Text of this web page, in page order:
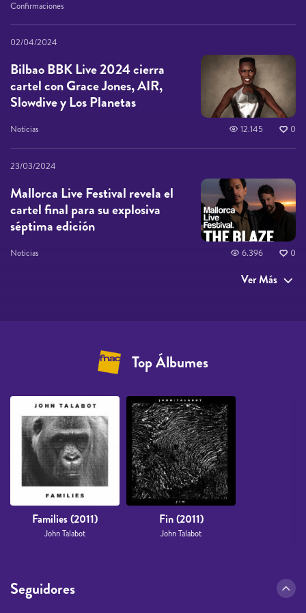
Confirmaciones
02/04/2024
Bilbao BBK Live 2024 cierra
cartel con Grace Jones, AIR,
Slowdive y Los Planetas
Noticias 12.145 0
23/03/2024
Mallorca Live Festival revela el
cartel final para su explosiva
séptima edición
Noticias 6.396 0
Ver Más
Top Álbumes
Families (2011)
John Talabot
Fin (2011)
John Talabot
Seguidores